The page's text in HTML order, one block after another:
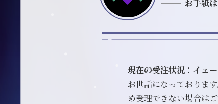
お手紙
現在の受注状況：イ
お世話になっておりま
め受理できない場合はご